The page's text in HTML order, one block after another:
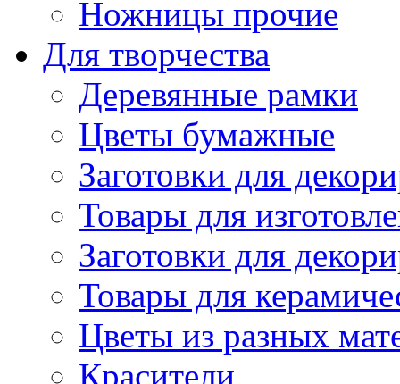
Ножницы прочие
Для творчества
Деревянные рамки
Цветы бумажные
Заготовки для
Товары для
Заготовки для
Товары для
Цветы из разных
Красители